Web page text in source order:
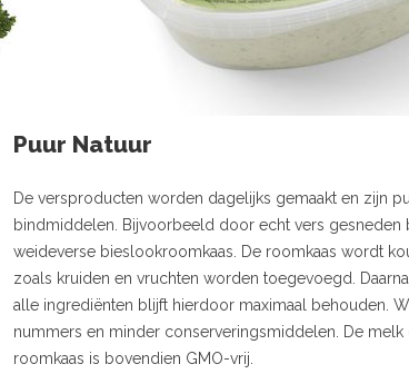
Puur Natuur
De versproducten worden dagelijks gemaakt en zijn
bindmiddelen. Bijvoorbeeld door echt vers gesneden
weideverse bieslookroomkaas. De roomkaas wordt
zoals kruiden en vruchten worden toegevoegd.
alle ingrediënten blijft hierdoor maximaal behouden.
nummers en minder conserveringsmiddelen. De
roomkaas is bovendien GMO-vrij.